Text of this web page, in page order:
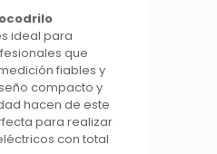
ideal para
que
fiables y
compacto y
hacen de este
para realizar
con total